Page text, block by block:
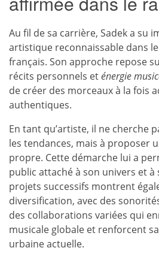
Au fil de sa carrière, Sadek a su
artistique reconnaissable dans
français. Son approche repose
récits personnels eténergie
de créer des morceaux à la fois
authentiques.
En tant qu’artiste, il ne cherche
les tendances, mais à proposer
propre. Cette démarche lui a
public attaché à son univers et à
projets successifs montrent
diversification, avec des
des collaborations variées qui
musicale globale et renforcent
urbaine actuelle.